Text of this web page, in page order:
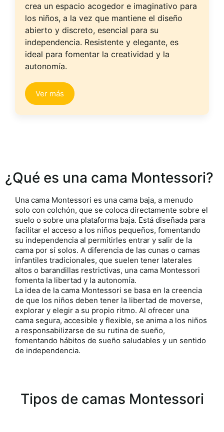
crea un espacio acogedor e imaginativo para
los niños, a la vez que mantiene el diseño
abierto y discreto, esencial para su
independencia. Resistente y elegante, es
ideal para fomentar la creatividad y la
autonomía.
Ver más
¿Qué es una cama Montessori?
Una cama Montessori es una cama baja, a menudo
solo con colchón, que se coloca directamente sobre el
suelo o sobre una plataforma baja. Está diseñada para
facilitar el acceso a los niños pequeños, fomentando
su independencia al permitirles entrar y salir de la
cama por sí solos. A diferencia de las cunas o camas
infantiles tradicionales, que suelen tener laterales
altos o barandillas restrictivas, una cama Montessori
fomenta la libertad y la autonomía.
La idea de la cama Montessori se basa en la creencia
de que los niños deben tener la libertad de moverse,
explorar y elegir a su propio ritmo. Al ofrecer una
cama segura, accesible y flexible, se anima a los niños
a responsabilizarse de su rutina de sueño,
fomentando hábitos de sueño saludables y un sentido
de independencia.
Tipos de camas Montessori